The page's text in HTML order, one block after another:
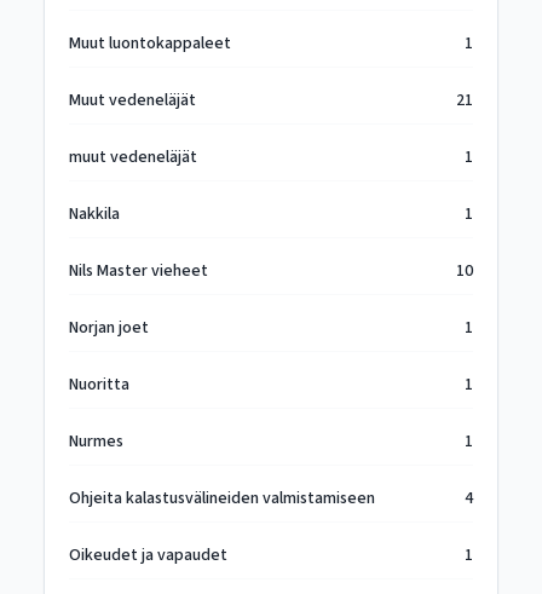
Muut luontokappaleet 1
Muut vedeneläjät 21
muut vedeneläjät 1
Nakkila 1
Nils Master vieheet 10
Norjan joet 1
Nuoritta 1
Nurmes 1
Ohjeita kalastusvälineiden valmistamiseen 4
Oikeudet ja vapaudet 1